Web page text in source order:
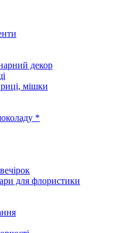
декор
мішки
*
для флористики